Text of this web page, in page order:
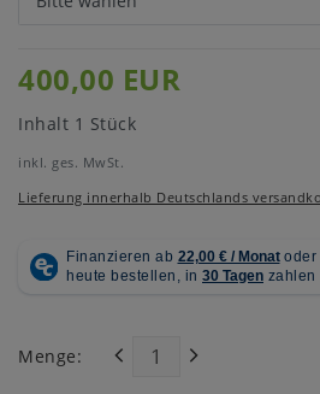
400,00 EUR
Inhalt 1 Stück
inkl. ges. MwSt.
Lieferung innerhalb Deutschlands
Menge: